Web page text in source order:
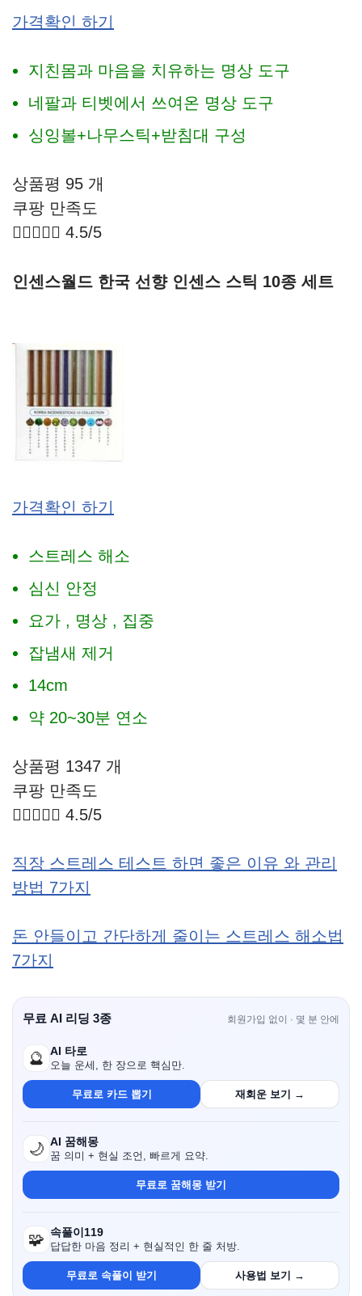
가격확인 하기
지친몸과 마음을 치유하는 명상 도구
네팔과 티벳에서 쓰여온 명상 도구
싱잉볼+나무스틱+받침대 구성
상품평 95 개
쿠팡 만족도
 4.5/5
인센스월드 한국 선향 인센스 스틱 10종 세트
가격확인 하기
스트레스 해소
심신 안정
요가 , 명상 , 집중
잡냄새 제거
14cm
약 20~30분 연소
상품평 1347 개
쿠팡 만족도
 4.5/5
직장 스트레스 테스트 하면 좋은 이유 와 관리
방법 7가지
돈 안들이고 간단하게 줄이는 스트레스 해소법
7가지
무료 AI 리딩 3종 회원가입 없이 · 몇 분 안에
🔮 AI 타로
오늘 운세, 한 장으로 핵심만.
무료로 카드 뽑기 재회운 보기 →
🌙 AI 꿈해몽
꿈 의미 + 현실 조언, 빠르게 요약.
무료로 꿈해몽 받기
🧩 속풀이119
답답한 마음 정리 + 현실적인 한 줄 처방.
무료로 속풀이 받기 사용법 보기 →